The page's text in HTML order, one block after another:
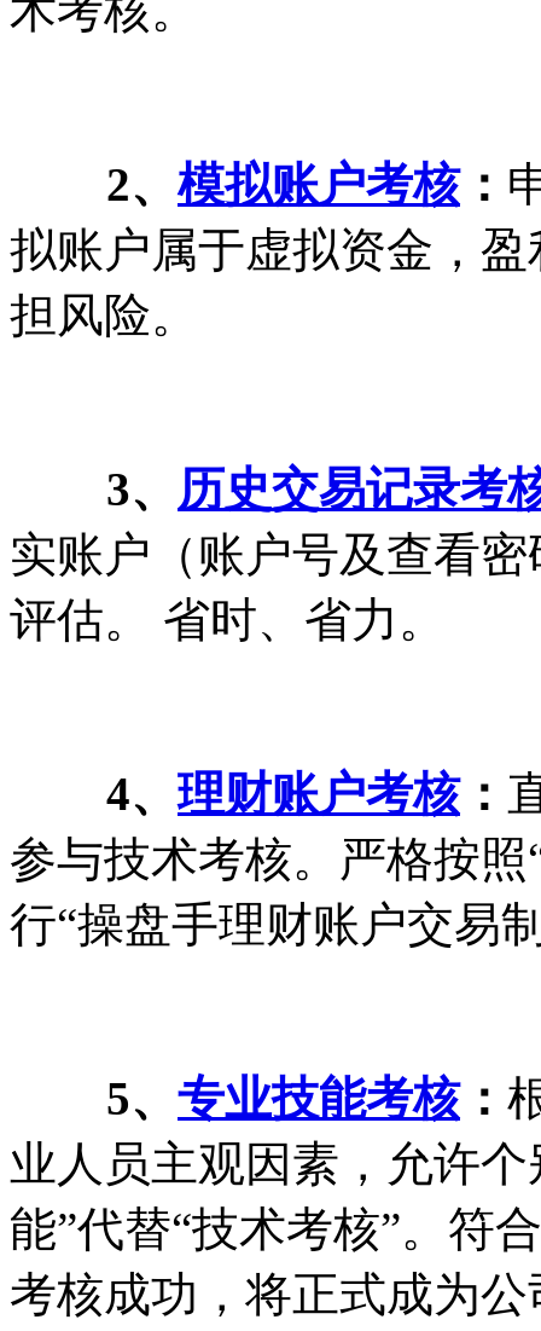
2、模拟账户考核：
拟账户属于虚拟资金，
担风险。
3、 历史交易记录考
实账户（账户号及查看
评估。 省时、省力。
4、理财账户考核：
参与技术考核。严格按
行“操盘手理财账户交易
5、 专业技能考核：
业人员主观因素，允许
能”代替“技术考核”。符
考核成功，将正式成为